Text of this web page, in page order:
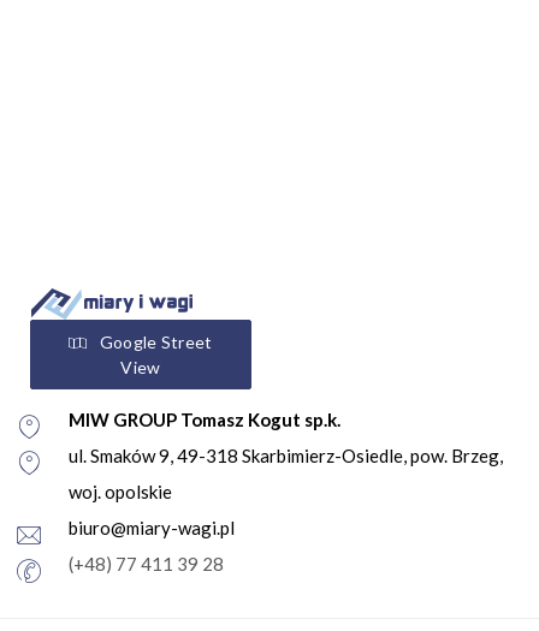
Google Street
View
MIW GROUP Tomasz Kogut sp.k.
ul. Smaków 9, 49-318 Skarbimierz-Osiedle, pow. Brzeg,
woj. opolskie
biuro@miary-wagi.pl
(+48) 77 411 39 28